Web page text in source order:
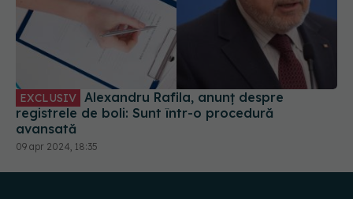
EXCLUSIV
registrele de boli: Sunt într-o procedură
avansată
09 apr 2024, 18:35